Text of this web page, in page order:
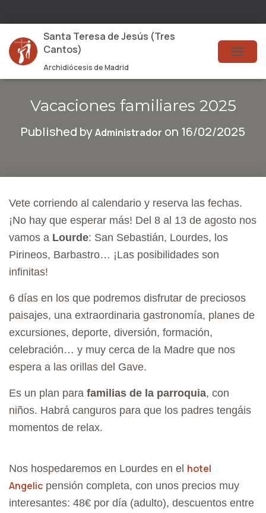
Santa Teresa de Jesús (Tres
Cantos)
Archidiócesis de Madrid
T
O
L
N
A
V
T
I
Vacaciones familiares 2025
Published byAdministrador on 16/02/2025
Vete corriendo al calendario y reserva las fechas.
¡No hay que esperar más! Del 8 al 13 de agosto nos
vamos a Lourde: San Sebastián, Lourdes, los
Pirineos, Barbastro… ¡Las posibilidades son
infinitas!
6 días en los que podremos disfrutar de preciosos
paisajes, una extraordinaria gastronomía, planes de
excursiones, deporte, diversión, formación,
celebración… y muy cerca de la Madre que nos
espera a las orillas del Gave.
Es un plan para familias de la parroquia, con
niños. Habrá canguros para que los padres tengáis
momentos de relax.
Nos hospedaremos en Lourdes en el hotel
Angelic pensión completa, con unos precios muy
interesantes: 48€ por día (adulto), descuentos entre